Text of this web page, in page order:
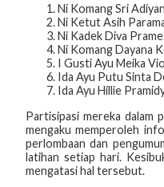
Ni Komang Sri
Ni Ketut Asih
Ni Kadek Diva
Ni Komang Dayana
I Gusti Ayu Meika
Ida Ayu Putu Sinta
Ida Ayu Hillie
Partisipasi mereka dalam
mengaku memperoleh
perlombaan dan
latihan setiap hari.
mengatasi hal tersebut.